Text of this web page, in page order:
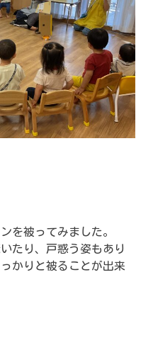
を被ってみました。
たり、戸惑う姿もあり
かりと被ることが出来